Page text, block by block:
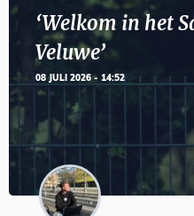
‘Welkom in het
Veluwe’
08 JULI 2026 - 14:52